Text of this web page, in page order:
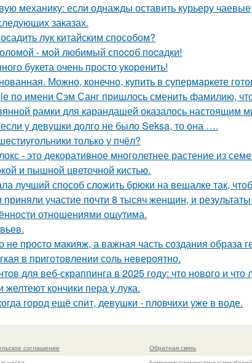
механику: если однажды оставить курьеру
заказах.
лук китайским способом?
- мoй любимый спocoб пocaдки!
букета очень просто укopeнить!
Можно, конечно, купить в супермаркете
по имени Сэм Санг пришлось сменить фамилию,
рамки для карандашей оказалось настоящим
у девушки долго не было Seksa, то она ….
только у пчёл?
- это декоративное многолетнее растение из
и пышной цветочной кистью.
лучший способ сложить брюки на вешалке так,
участие почти 8 тысяч женщин, и
отношениями ощутима.
не просто макияж, а важная часть создания образа
в приготовлении соль невероятно.
для веб-скраппинга в 2025 году: что нового и что
желтеют кончики пера у лука.
город ещё спит, девушки - пловчихи уже в воде.
соглашение
Обратная связь